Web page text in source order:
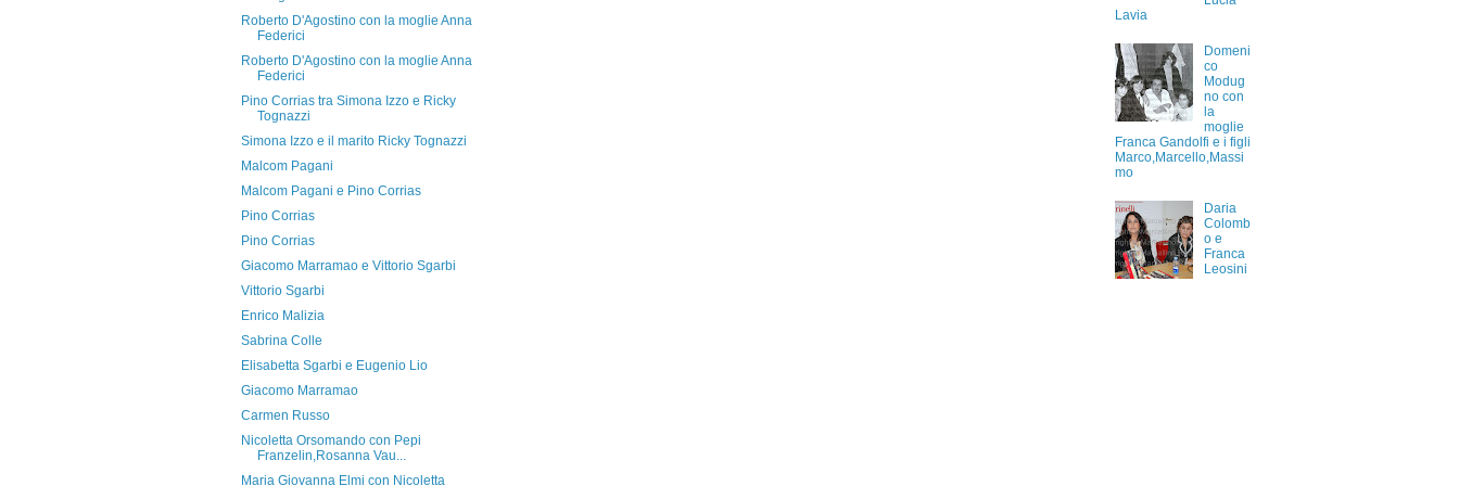
Roberto D'Agostino con la moglie Anna
Federici
Roberto D'Agostino con la moglie Anna
Federici
Pino Corrias tra Simona Izzo e Ricky
Tognazzi
Simona Izzo e il marito Ricky Tognazzi
Malcom Pagani
Malcom Pagani e Pino Corrias
Pino Corrias
Pino Corrias
Giacomo Marramao e Vittorio Sgarbi
Vittorio Sgarbi
Enrico Malizia
Sabrina Colle
Elisabetta Sgarbi e Eugenio Lio
Giacomo Marramao
Carmen Russo
Nicoletta Orsomando con Pepi
Franzelin,Rosanna Vau...
Maria Giovanna Elmi con Nicoletta
Lavia
Domeni
co
Modug
no con
la
moglie
Franca Gandolfi e i figli
Marco,Marcello,Massi
mo
Daria
Colomb
o e
Franca
Leosini